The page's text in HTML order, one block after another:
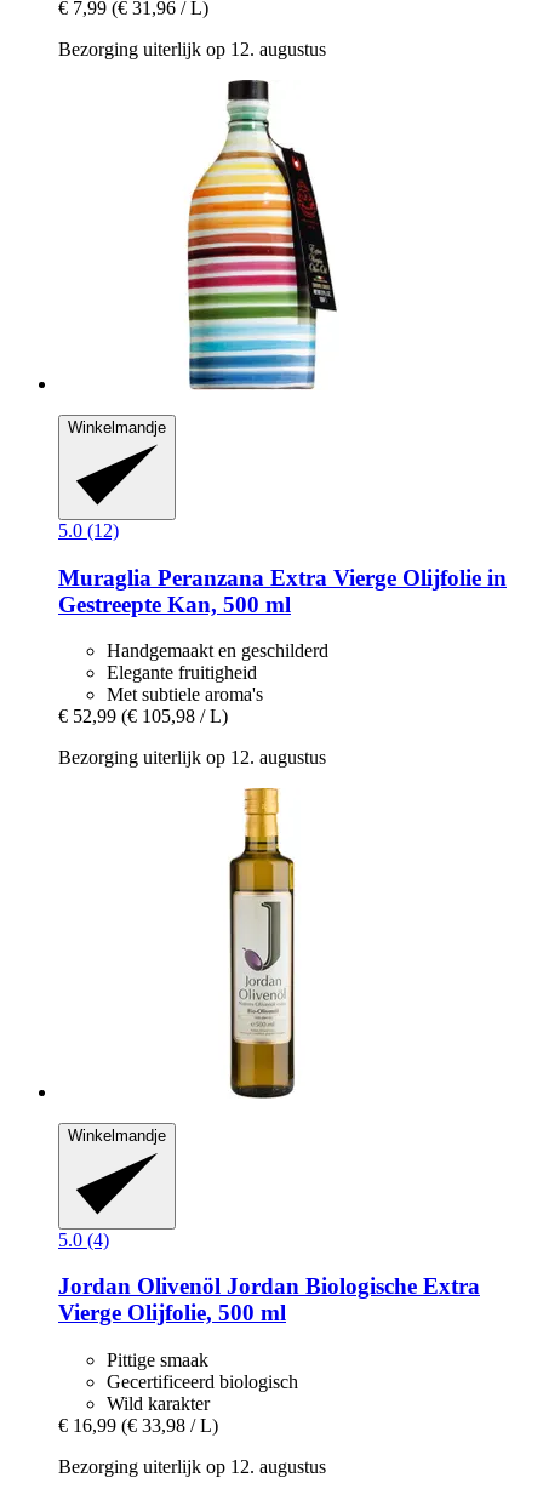
€ 7,99 (€ 31,96 / L)
Bezorging uiterlijk op 12. augustus
Winkelmandje
5.0 (12)
Muraglia Peranzana Extra Vierge Olijfolie in
Gestreepte Kan, 500 ml
Handgemaakt en geschilderd
Elegante fruitigheid
Met subtiele aroma's
€ 52,99 (€ 105,98 / L)
Bezorging uiterlijk op 12. augustus
Winkelmandje
5.0 (4)
Jordan Olivenöl Jordan Biologische Extra
Vierge Olijfolie, 500 ml
Pittige smaak
Gecertificeerd biologisch
Wild karakter
€ 16,99 (€ 33,98 / L)
Bezorging uiterlijk op 12. augustus